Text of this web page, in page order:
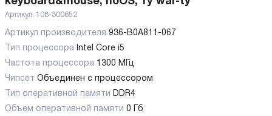
Артикул: 108-300652
Артикул производителя 936-B0A811-067
Тип процессора Intel Core i5
Частота процессора 1300 МГц
Чипсет Объединен с процессором
Тип оперативной памяти DDR4
Объем оперативной памяти 0 Гб